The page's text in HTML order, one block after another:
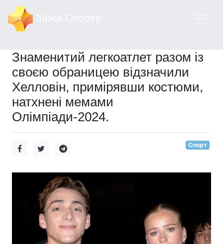
Знаменитий легкоатлет разом із
своєю обраницею відзначили
Хелловін, примірявши костюми,
натхнені мемами
Олімпіади-2024.
Спорт